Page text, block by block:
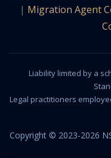
| Migration Agent
Liability limited by a
Legal practitioners
Copyright © 2023-2026